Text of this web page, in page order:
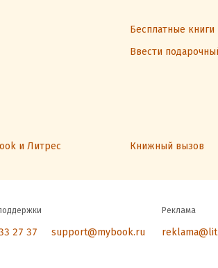
Бесплатные книги
Ввести
и Литрес Книжный вызов
27 37 support@mybook.ru
Реклама